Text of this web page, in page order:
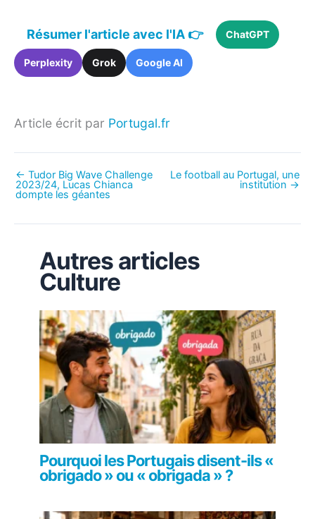
Résumer l'article avec l'IA 👉 ChatGPT
Perplexity Grok Google AI
Article écrit par Portugal.fr
← Tudor Big Wave Challenge
2023/24, Lucas Chianca
dompte les géantes
Le football au Portugal, une
institution →
Autres articles
Culture
Pourquoi les Portugais disent-ils «
obrigado » ou « obrigada » ?